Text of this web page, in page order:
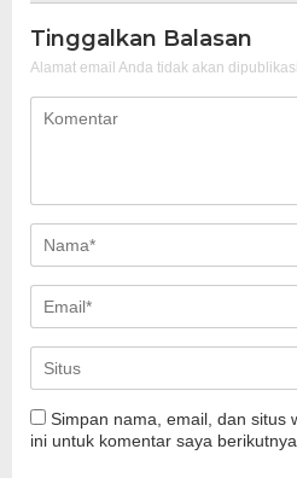
Tinggalkan Balasan
Alamat email Anda tidak akan
Simpan nama, email, dan situs
ini untuk komentar saya berikutnya.